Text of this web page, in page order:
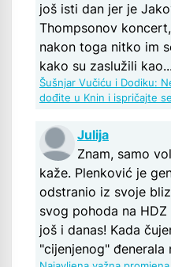
još isti dan jer je
Thompsonov
nakon toga nitko im
kako su zaslužili
Šušnjar Vučiću i Dodiku:
dođite u Knin i ispričajte se
Julija
Znam, samo
kaže. Plenković je
odstranio iz svoje
svog pohoda na
još i danas! Kada
"cijenjenog" đenerala